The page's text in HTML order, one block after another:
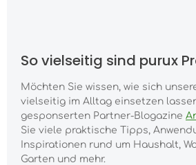
So vielseitig sind purux
Möchten Sie wissen, wie sich
vielseitig im Alltag einsetzen
gesponserten Partner-Blogazine
Sie viele praktische Tipps,
Inspirationen rund um Haushalt,
Garten und mehr.